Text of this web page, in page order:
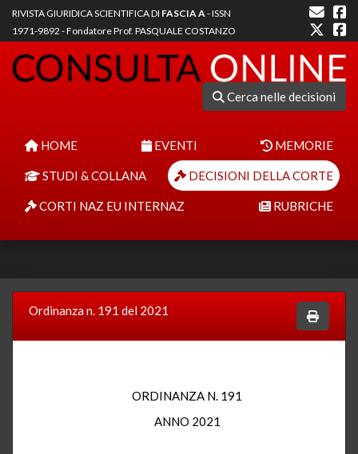
RIVISTA GIURIDICA SCIENTIFICA DI FASCIA A- ISSN
1971-9892 - Fondatore Prof. PASQUALE COSTANZO
Cerca nelle decisioni
HOME EVENTI MEMORIE
STUDI & COLLANA DECISIONI DELLA CORTE
CORTI NAZ EU INTERNAZ RUBRICHE
Ordinanza n. 191 del 2021
ORDINANZA N. 191
ANNO 2021